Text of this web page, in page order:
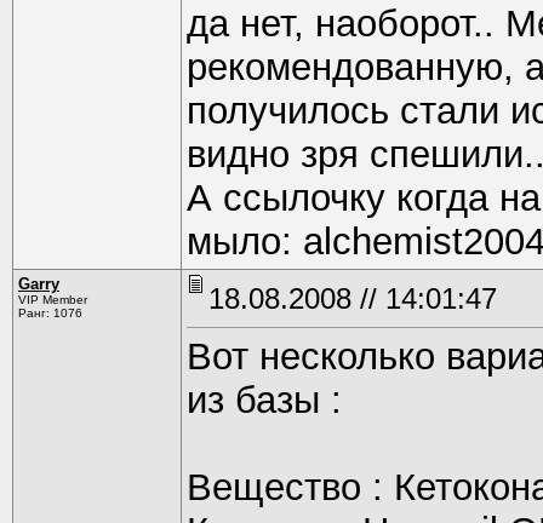
да нет, наоборот..
рекомендованную,
получилось стали
видно зря
А ссылочку когда
мыло:
Garry
VIP Member
Ранг: 1076
18.08.2008 // 14:01:47
Вот несколько
из базы :
Вещество :